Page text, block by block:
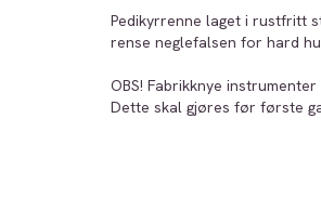
Pedikyrrenne laget i rustfritt
rense neglefalsen for hard
OBS! Fabrikknye
Dette skal gjøres før første